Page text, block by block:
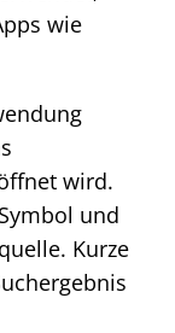
wie
wird.
und
Kurze